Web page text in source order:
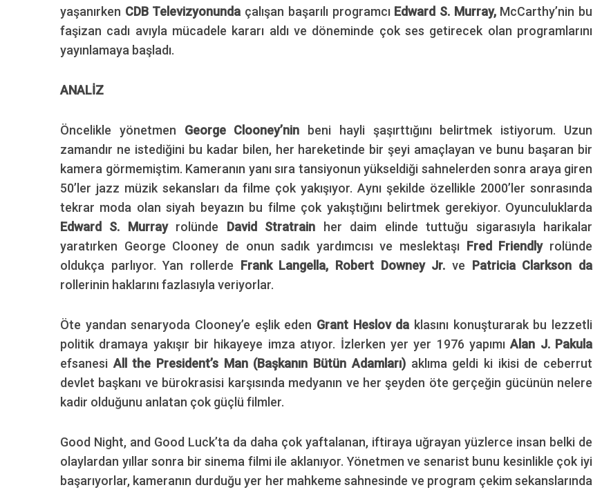
yaşanırken CDB Televizyonunda çalışan başarılı programcı Edward S. Murray, McCarthy’nin bu
faşizan cadı avıyla mücadele kararı aldı ve döneminde çok ses getirecek olan programlarını
yayınlamaya başladı.
ANALİZ
Öncelikle yönetmen George Clooney’nin
beni hayli şaşırttığını belirtmek istiyorum. Uzun
zamandır ne istediğini bu kadar bilen, her hareketinde bir şeyi amaçlayan ve bunu başaran bir
kamera görmemiştim. Kameranın yanı sıra tansiyonun yükseldiği sahnelerden sonra araya giren
50’ler jazz müzik sekansları da filme çok yakışıyor. Aynı şekilde özellikle 2000’ler sonrasında
tekrar moda olan siyah beyazın bu filme çok yakıştığını belirtmek gerekiyor. Oyunculuklarda
Edward S. Murrayrolünde David Stratrain
her daim elinde tuttuğu sigarasıyla harikalar
yaratırken George Clooney de onun sadık yardımcısı ve meslektaşı Fred Friendly rolünde
oldukça parlıyor. Yan rollerde Frank Langella, Robert Downey Jr.ve Patricia Clarkson da
rollerinin haklarını fazlasıyla veriyorlar.
Öte yandan senaryoda Clooney’e eşlik eden Grant Heslov da klasını konuşturarak bu lezzetli
politik dramaya yakışır bir hikayeye imza atıyor. İzlerken yer yer 1976 yapımıAlan J. Pakula
efsanesi All the President’s Man (Başkanın Bütün Adamları) aklıma geldi ki ikisi de ceberrut
devlet başkanı ve bürokrasisi karşısında medyanın ve her şeyden öte gerçeğin gücünün nelere
kadir olduğunu anlatan çok güçlü filmler.
Good Night, and Good Luck’ta da daha çok yaftalanan, iftiraya uğrayan yüzlerce insan belki de
olaylardan yıllar sonra bir sinema filmi ile aklanıyor. Yönetmen ve senarist bunu kesinlikle çok iyi
başarıyorlar, kameranın durduğu yer her mahkeme sahnesinde ve program çekim sekanslarında